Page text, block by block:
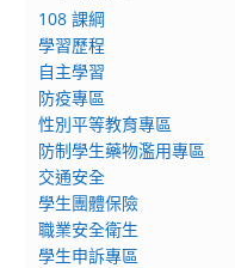
108 課綱
學習歷程
自主學習
防疫專區
性別平等教育專區
防制學生藥物濫用專區
交通安全
學生團體保險
職業安全衛生
學生申訴專區